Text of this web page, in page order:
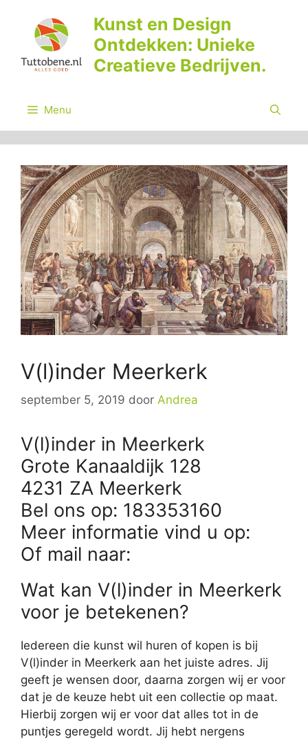
inhoud
Kunst en Design
Ontdekken: Unieke
Creatieve Bedrijven.
Menu
V(l)inder Meerkerk
september 5, 2019 door Andrea
V(l)inder in Meerkerk
Grote Kanaaldijk 128
4231 ZA Meerkerk
Bel ons op: 183353160
Meer informatie vind u op:
Of mail naar:
Wat kan V(l)inder in Meerkerk
voor je betekenen?
Iedereen die kunst wil huren of kopen is bij
V(l)inder in Meerkerk aan het juiste adres. Jij
geeft je wensen door, daarna zorgen wij er voor
dat je de keuze hebt uit een collectie op maat.
Hierbij zorgen wij er voor dat alles tot in de
puntjes geregeld wordt. Jij hebt nergens